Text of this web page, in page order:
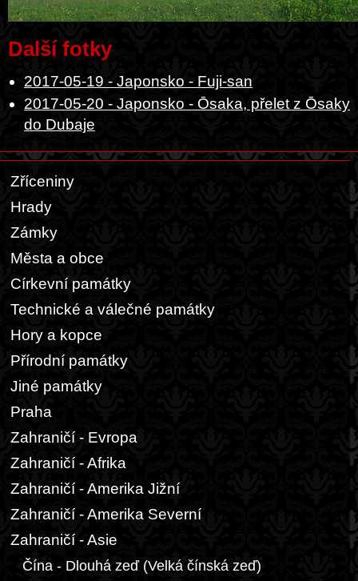
Další fotky
2017-05-19 - Japonsko - Fuji-san
2017-05-20 - Japonsko - Ōsaka, přelet z Ōsaky
do Dubaje
Zříceniny
Hrady
Zámky
Města a obce
Církevní památky
Technické a válečné památky
Hory a kopce
Přírodní památky
Jiné památky
Praha
Zahraničí - Evropa
Zahraničí - Afrika
Zahraničí - Amerika Jižní
Zahraničí - Amerika Severní
Zahraničí - Asie
Čína - Dlouhá zeď (Velká čínská zeď)